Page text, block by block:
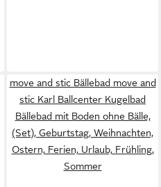
move and stic Bällebad move and
stic Karl Ballcenter Kugelbad
Bällebad mit Boden ohne Bälle,
(Set), Geburtstag, Weihnachten,
Ostern, Ferien, Urlaub, Frühling,
Sommer